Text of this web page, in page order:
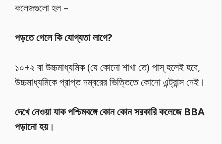
কলেজগুলো হল –
পড়তে গেলে কি যোগ্যতা লাগে?
১০+২ বা উচ্চমাধ্যমিক (যে কোনো শাখা তে) পাস্ হলেই হবে,
উচ্চমাধ্যমিকে প্রাপ্ত নম্বরের ভিত্তিতে কোনো এন্ট্রান্স নেই।
দেখে নেওয়া যাক পশ্চিমবঙ্গে কোন কোন সরকারি কলেজে BBA
পড়ানো হয়।